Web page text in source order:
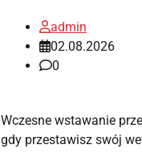
admin
02.08.2026
0
Wczesne wstawanie
gdy przestawisz swój